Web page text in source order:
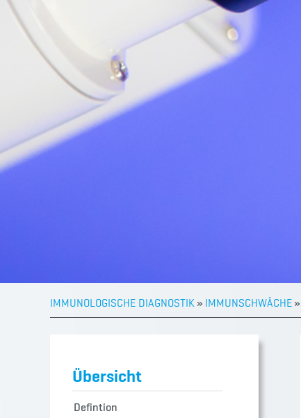
IMMUNOLOGISCHE DIAGNOSTIK » IMMUNSCHWÄCHE »
Übersicht
Defintion